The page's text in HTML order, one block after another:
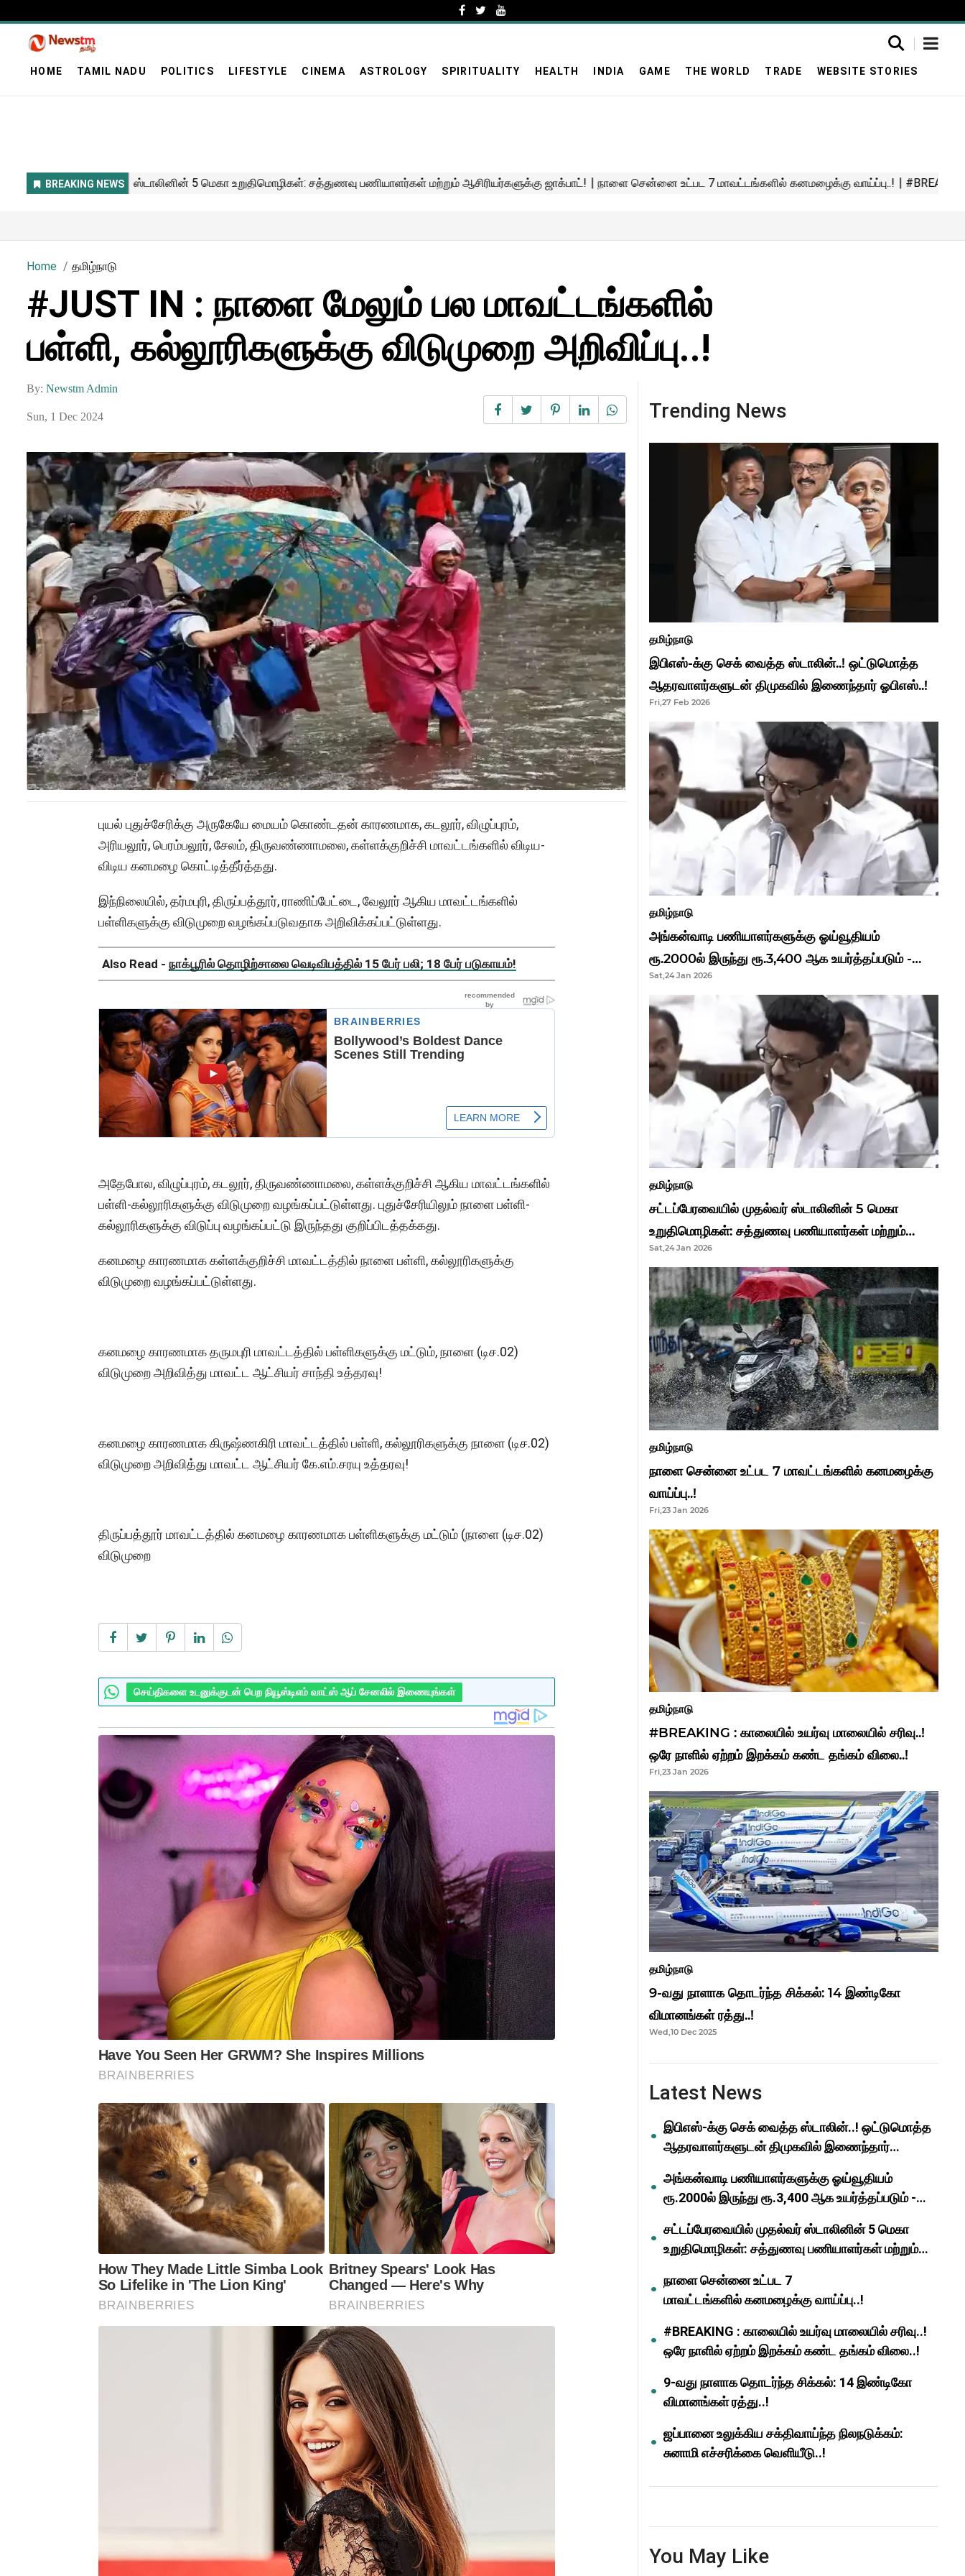
HOME TAMIL NADU POLITICS LIFESTYLE CINEMA ASTROLOGY SPIRITUALITY HEALTH INDIA GAME THE WORLD TRADE WEBSITE STORIES
Home தமிழ்நாடு
#JUST IN : நாளை மேலும் பல மாவட்டங்களில்
பள்ளி, கல்லூரிகளுக்கு விடுமுறை அறிவிப்பு..!
By: Newstm Admin
Sun, 1 Dec 2024
புயல் புதுச்சேரிக்கு அருகேயே மையம் கொண்டதன் காரணமாக, கடலூர், விழுப்புரம்,
அரியலூர், பெரம்பலூர், சேலம், திருவண்ணாமலை, கள்ளக்குறிச்சி மாவட்டங்களில் விடிய-
விடிய கனமழை கொட்டித்தீர்த்தது.
இந்நிலையில், தர்மபுரி, திருப்பத்தூர், ராணிப்பேட்டை, வேலூர் ஆகிய மாவட்டங்களில்
பள்ளிகளுக்கு விடுமுறை வழங்கப்படுவதாக அறிவிக்கப்பட்டுள்ளது.
Also Read - நாக்பூரில் தொழிற்சாலை வெடிவிபத்தில் 15 பேர் பலி; 18 பேர் படுகாயம்!
அதேபோல, விழுப்புரம், கடலூர், திருவண்ணாமலை, கள்ளக்குறிச்சி ஆகிய மாவட்டங்களில்
பள்ளி-கல்லூரிகளுக்கு விடுமுறை வழங்கப்பட்டுள்ளது. புதுச்சேரியிலும் நாளை பள்ளி-
கல்லூரிகளுக்கு விடுப்பு வழங்கப்பட்டு இருந்தது குறிப்பிடத்தக்கது.
கனமழை காரணமாக கள்ளக்குறிச்சி மாவட்டத்தில் நாளை பள்ளி, கல்லூரிகளுக்கு
விடுமுறை வழங்கப்பட்டுள்ளது.
கனமழை காரணமாக தருமபுரி மாவட்டத்தில் பள்ளிகளுக்கு மட்டும், நாளை (டிச.02)
விடுமுறை அறிவித்து மாவட்ட ஆட்சியர் சாந்தி உத்தரவு!
கனமழை காரணமாக கிருஷ்ணகிரி மாவட்டத்தில் பள்ளி, கல்லூரிகளுக்கு நாளை (டிச.02)
விடுமுறை அறிவித்து மாவட்ட ஆட்சியர் கே.எம்.சரயு உத்தரவு!
திருப்பத்தூர் மாவட்டத்தில் கனமழை காரணமாக பள்ளிகளுக்கு மட்டும் (நாளை (டிச.02)
விடுமுறை
செய்திகளை உடனுக்குடன் பெற நியூஸ்டிஎம் வாட்ஸ் ஆப் சேனலில் இணையுங்கள்
Trending News
தமிழ்நாடு
இபிஎஸ்-க்கு செக் வைத்த ஸ்டாலின்..! ஒட்டுமொத்த
ஆதரவாளர்களுடன் திமுகவில் இணைந்தார் ஓபிஎஸ்..!
Fri,27 Feb 2026
தமிழ்நாடு
அங்கன்வாடி பணியாளர்களுக்கு ஓய்வூதியம்
ரூ.2000ல் இருந்து ரூ.3,400 ஆக உயர்த்தப்படும் -
முதல்வர் மு.க.ஸ்டாலின்..!
Sat,24 Jan 2026
தமிழ்நாடு
சட்டப்பேரவையில் முதல்வர் ஸ்டாலினின் 5 மெகா
உறுதிமொழிகள்: சத்துணவு பணியாளர்கள் மற்றும்
ஆசிரியர்களுக்கு ஜாக்பாட்!
Sat,24 Jan 2026
தமிழ்நாடு
நாளை சென்னை உட்பட 7 மாவட்டங்களில் கனமழைக்கு
வாய்ப்பு..!
Fri,23 Jan 2026
தமிழ்நாடு
#BREAKING : காலையில் உயர்வு மாலையில் சரிவு..!
ஒரே நாளில் ஏற்றம் இறக்கம் கண்ட தங்கம் விலை..!
Fri,23 Jan 2026
தமிழ்நாடு
9-வது நாளாக தொடர்ந்த சிக்கல்: 14 இண்டிகோ
விமானங்கள் ரத்து..!
Wed,10 Dec 2025
Latest News
இபிஎஸ்-க்கு செக் வைத்த ஸ்டாலின்..! ஒட்டுமொத்த
ஆதரவாளர்களுடன் திமுகவில் இணைந்தார்
அங்கன்வாடி பணியாளர்களுக்கு ஓய்வூதியம்
ரூ.2000ல் இருந்து ரூ.3,400 ஆக உயர்த்தப்படும் -
சட்டப்பேரவையில் முதல்வர் ஸ்டாலினின் 5 மெகா
உறுதிமொழிகள்: சத்துணவு பணியாளர்கள் மற்றும்
நாளை சென்னை உட்பட 7
மாவட்டங்களில் கனமழைக்கு வாய்ப்பு..!
#BREAKING : காலையில் உயர்வு மாலையில் சரிவு..!
ஒரே நாளில் ஏற்றம் இறக்கம் கண்ட தங்கம் விலை..!
9-வது நாளாக தொடர்ந்த சிக்கல்: 14 இண்டிகோ
விமானங்கள் ரத்து..!
ஜப்பானை உலுக்கிய சக்திவாய்ந்த நிலநடுக்கம்:
சுனாமி எச்சரிக்கை வெளியீடு..!
You May Like